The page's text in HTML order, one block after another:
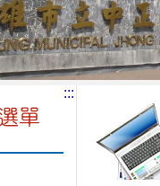
:::